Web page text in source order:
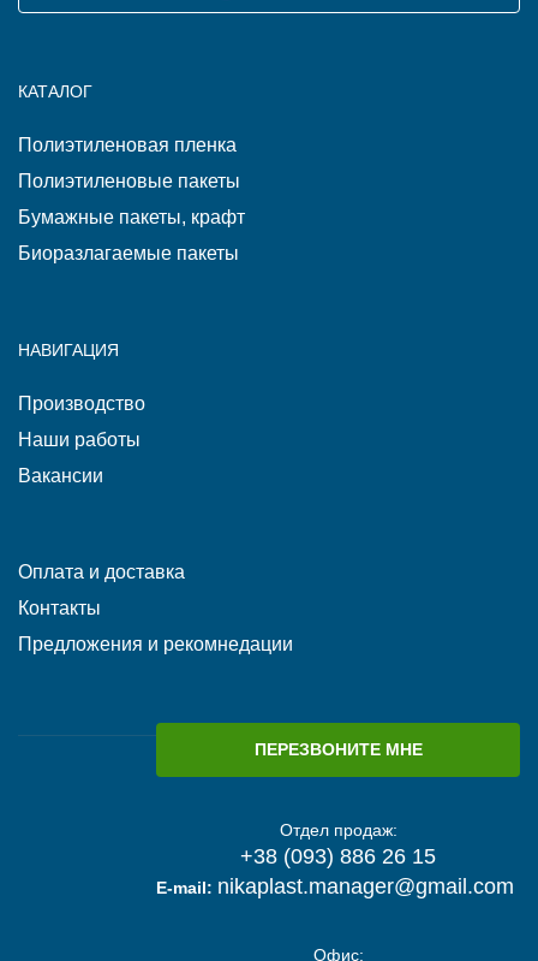
КАТАЛОГ
Полиэтиленовая пленка
Полиэтиленовые пакеты
Бумажные пакеты, крафт
Биоразлагаемые пакеты
НАВИГАЦИЯ
Производство
Наши работы
Вакансии
Оплата и доставка
Контакты
Предложения и рекомнедации
ПЕРЕЗВОНИТЕ МНЕ
Отдел продаж:
+38 (093) 886 26 15
E-mail: nikaplast.manager@gmail.com
Офис: